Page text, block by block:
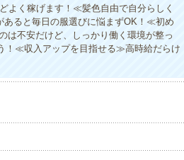
よく稼げます！≪髪色自由で自分らしく
ると毎日の服選びに悩まずOK！≪初め
不安だけど、しっかり働く環境が整っ
！≪収入アップを目指せる≫高時給だらけ